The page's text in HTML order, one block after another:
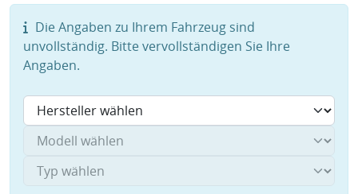
Die Angaben zu Ihrem Fahrzeug sind
unvollständig. Bitte vervollständigen Sie Ihre
Angaben.